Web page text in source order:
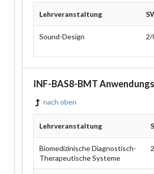
Lehrveranstaltung
Sound-Design
INF-BAS8-BMT
nach oben
Lehrveranstaltung
Biomedizinische Diagnostisch-
Therapeutische Systeme